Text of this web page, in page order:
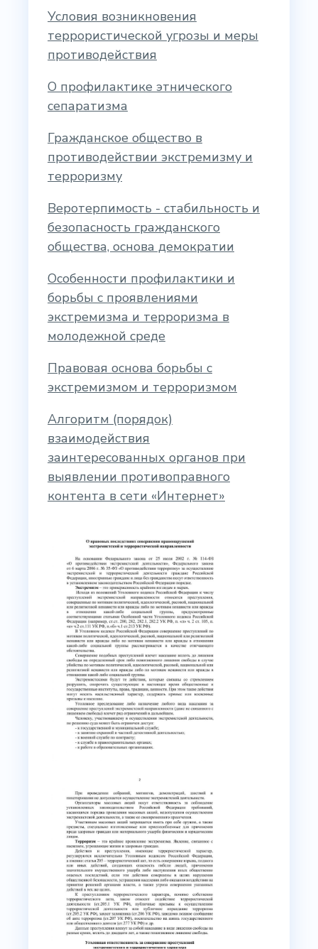
Условия возникновения
террористической угрозы и меры
противодействия
О профилактике этнического
сепаратизма
Гражданское общество в
противодействии экстремизму и
терроризму
Веротерпимость - стабильность и
безопасность гражданского
общества, основа демократии
Особенности профилактики и
борьбы с проявлениями
экстремизма и терроризма в
молодежной среде
Правовая основа борьбы с
экстремизмом и терроризмом
Алгоритм (порядок)
взаимодействия
заинтересованных органов при
выявлении противоправного
контента в сети «Интернет»